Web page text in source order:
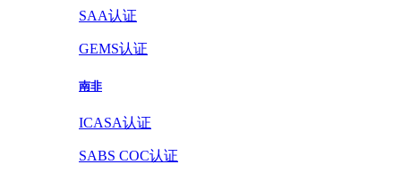
SAA认证
GEMS认证
南非
ICASA认证
SABS COC认证